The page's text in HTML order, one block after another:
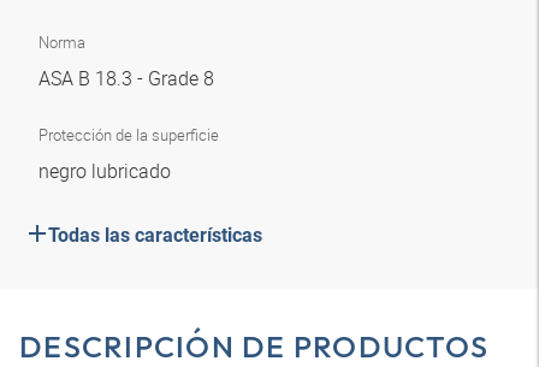
Norma
ASA B 18.3 - Grade 8
Protección de la superficie
negro lubricado
Todas las características
DESCRIPCIÓN DE PRODUCTOS